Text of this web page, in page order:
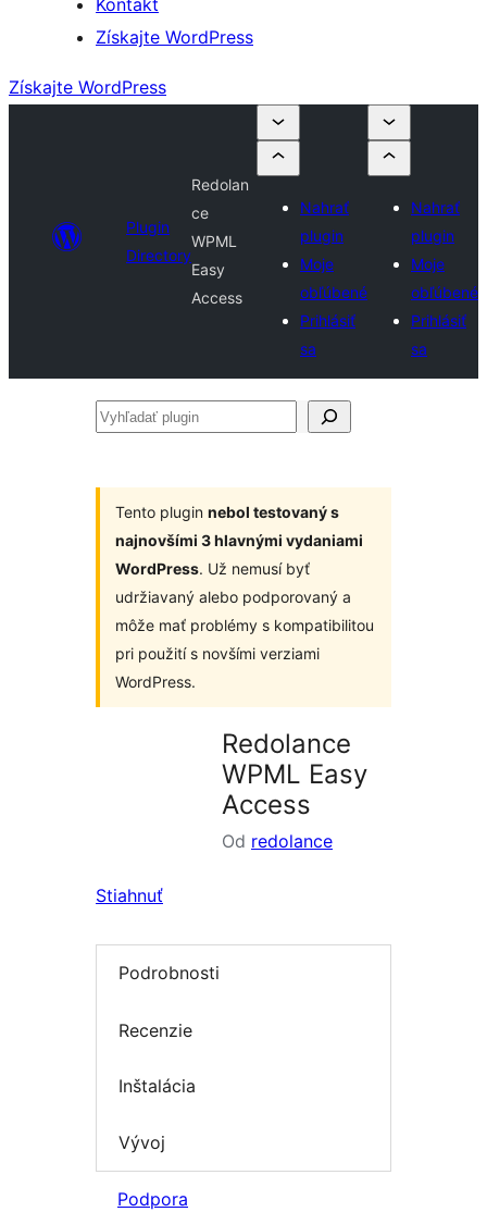
Kontakt
Získajte WordPress
Získajte WordPress
Plugin
Directory
Redolan
ce
WPML
Easy
Access
Nahrať
plugin
Moje
obľúbené
Prihlásiť
sa
Nahrať
plugin
Moje
obľúbené
Prihlásiť
sa
Vyhľadať
Tento plugin nebol testovaný s
najnovšími 3 hlavnými vydaniami
WordPress. Už nemusí byť
udržiavaný alebo podporovaný a
môže mať problémy s kompatibilitou
pri použití s novšími verziami
WordPress.
Redolance
WPML Easy
Access
Od redolance
Stiahnuť
Podrobnosti
Recenzie
Inštalácia
Vývoj
Podpora